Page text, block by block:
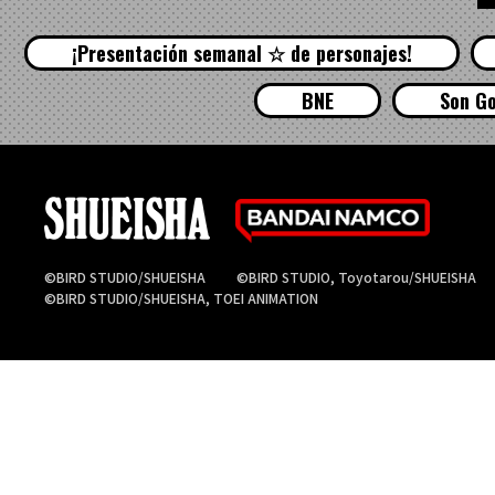
¡Presentación semanal ☆ de personajes!
BNE
Son
©BIRD STUDIO/SHUEISHA
©BIRD STUDIO, Toyotarou/SHUEISHA
©BIRD STUDIO/SHUEISHA, TOEI ANIMATION